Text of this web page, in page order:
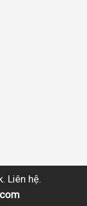
Liên hệ.